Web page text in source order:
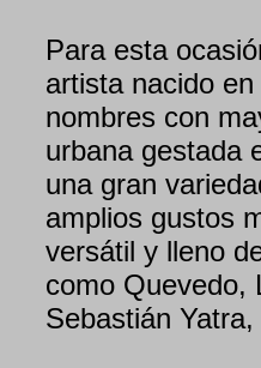
Para esta
artista nacido
nombres con
urbana gestada
una gran
amplios gustos
versátil y lleno
como Quevedo,
Sebastián